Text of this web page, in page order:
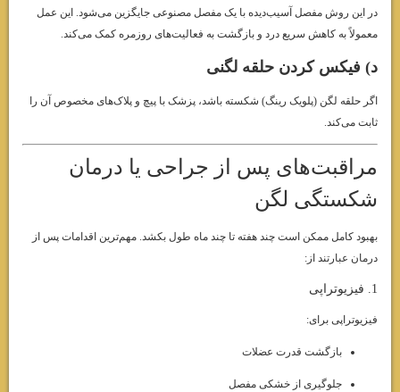
در این روش مفصل آسیب‌دیده با یک مفصل مصنوعی جایگزین می‌شود. این عمل
معمولاً به کاهش سریع درد و بازگشت به فعالیت‌های روزمره کمک می‌کند.
د) فیکس کردن حلقه لگنی
اگر حلقه لگن (پلویک رینگ) شکسته باشد، پزشک با پیچ و پلاک‌های مخصوص آن را
ثابت می‌کند.
مراقبت‌های پس از جراحی یا درمان
شکستگی لگن
بهبود کامل ممکن است چند هفته تا چند ماه طول بکشد. مهم‌ترین اقدامات پس از
درمان عبارتند از:
فیزیوتراپی برای:
بازگشت قدرت عضلات
جلوگیری از خشکی مفصل